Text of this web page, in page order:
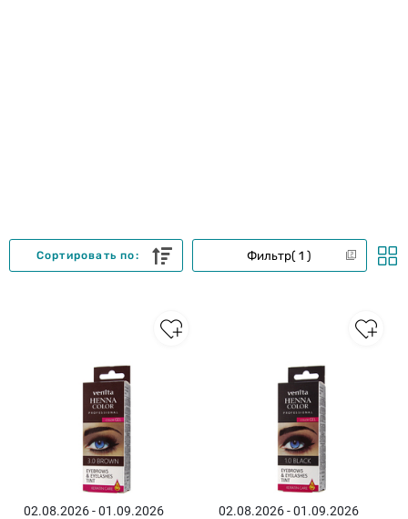
Фильтр 1
Сортировать по:
02.08.2026 - 01.09.2026 02.08.2026 - 01.09.2026